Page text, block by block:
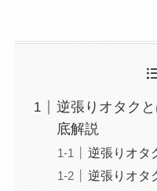
逆張りオタク
底解説
逆張りオタ
逆張りオタ